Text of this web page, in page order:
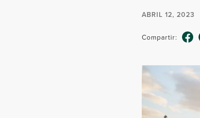
ABRIL 12, 2023
Compartir: